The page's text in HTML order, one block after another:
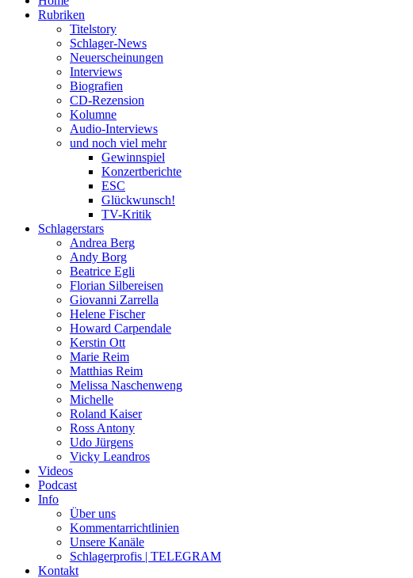
Rubriken
Titelstory
Schlager-News
Neuerscheinungen
Interviews
Biografien
CD-Rezension
Kolumne
Audio-Interviews
und noch viel mehr
Gewinnspiel
Konzertberichte
ESC
Glückwunsch!
TV-Kritik
Schlagerstars
Andrea Berg
Andy Borg
Beatrice Egli
Florian Silbereisen
Giovanni Zarrella
Helene Fischer
Howard Carpendale
Kerstin Ott
Marie Reim
Matthias Reim
Melissa Naschenweng
Michelle
Roland Kaiser
Ross Antony
Udo Jürgens
Vicky Leandros
Videos
Podcast
Info
Über uns
Kommentarrichtlinien
Unsere Kanäle
Schlagerprofis | TELEGRAM
Kontakt